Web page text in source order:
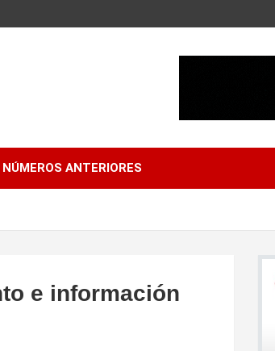
NÚMEROS ANTERIORES
e información